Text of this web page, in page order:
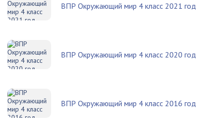
ВПР Окружающий мир 4 класс 2021 год
ВПР Окружающий мир 4 класс 2020 год
ВПР Окружающий мир 4 класс 2016 год